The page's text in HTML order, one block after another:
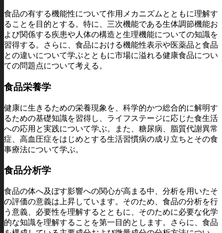
食品の有する機能性について作用メカニズムとともに理解す
ることを目的とする。特に、三次機能である生体調節機能お
よび関係する疾患や人体の構造と生理機能についての知識を
習得する。さらに、食品における機能性表示や医薬品と食品
との違いについて学ぶとともに市場に溢れる健康食品につい
ての問題点について考える。
食品栄養学
健康に生きるための栄養現象を、科学的かつ総合的に解明す
るための基礎知識を習得し、ライフステージに応じた食生活
への応用と実践について学ぶ。また、糖尿病、脂質代謝異常
症、高血圧症をはじめとする生活習慣病の成り立ちとその食
事療法について学ぶ。
食品分析学
食品の体へ及ぼす影響への関心が高まる中、分析を用いたそ
の評価の意義は上昇しています。そのため、食品の分析を行
う意義、必要性を理解するとともに、そのために必要な化学
的な知識を理解することを第一目的とします。さらに、食品